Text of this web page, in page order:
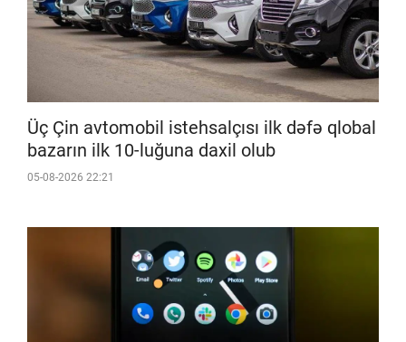
Üç Çin avtomobil istehsalçısı ilk dəfə qlobal
bazarın ilk 10-luğuna daxil olub
05-08-2026 22:21